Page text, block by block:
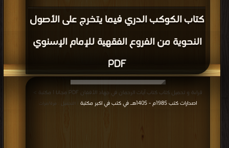
كتاب الكوكب الدري فيما يتخرج على الأصول
النحوية من الفروع الفقهية للإمام الإسنوي
PDF
قراءة و تحميل كتاب كتاب آيات الرحمان في جهاد الأفغان PDF مجانا | مكتبة >
اصدارات كتب 1985م - 1405هـ في كتب في اكبر مكتبة
| التحميل : مرة/مرات